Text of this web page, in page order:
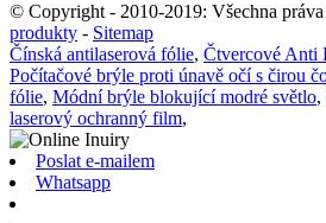
© Copyright - 2010-2019: Všechna práva
produkty - Sitemap
Čínská antilaserová fólie, Čtvercové Anti
Počítačové brýle proti únavě očí s čirou
fólie, Módní brýle blokující modré světlo,
laserový ochranný film,
Poslat e-mailem
Whatsapp